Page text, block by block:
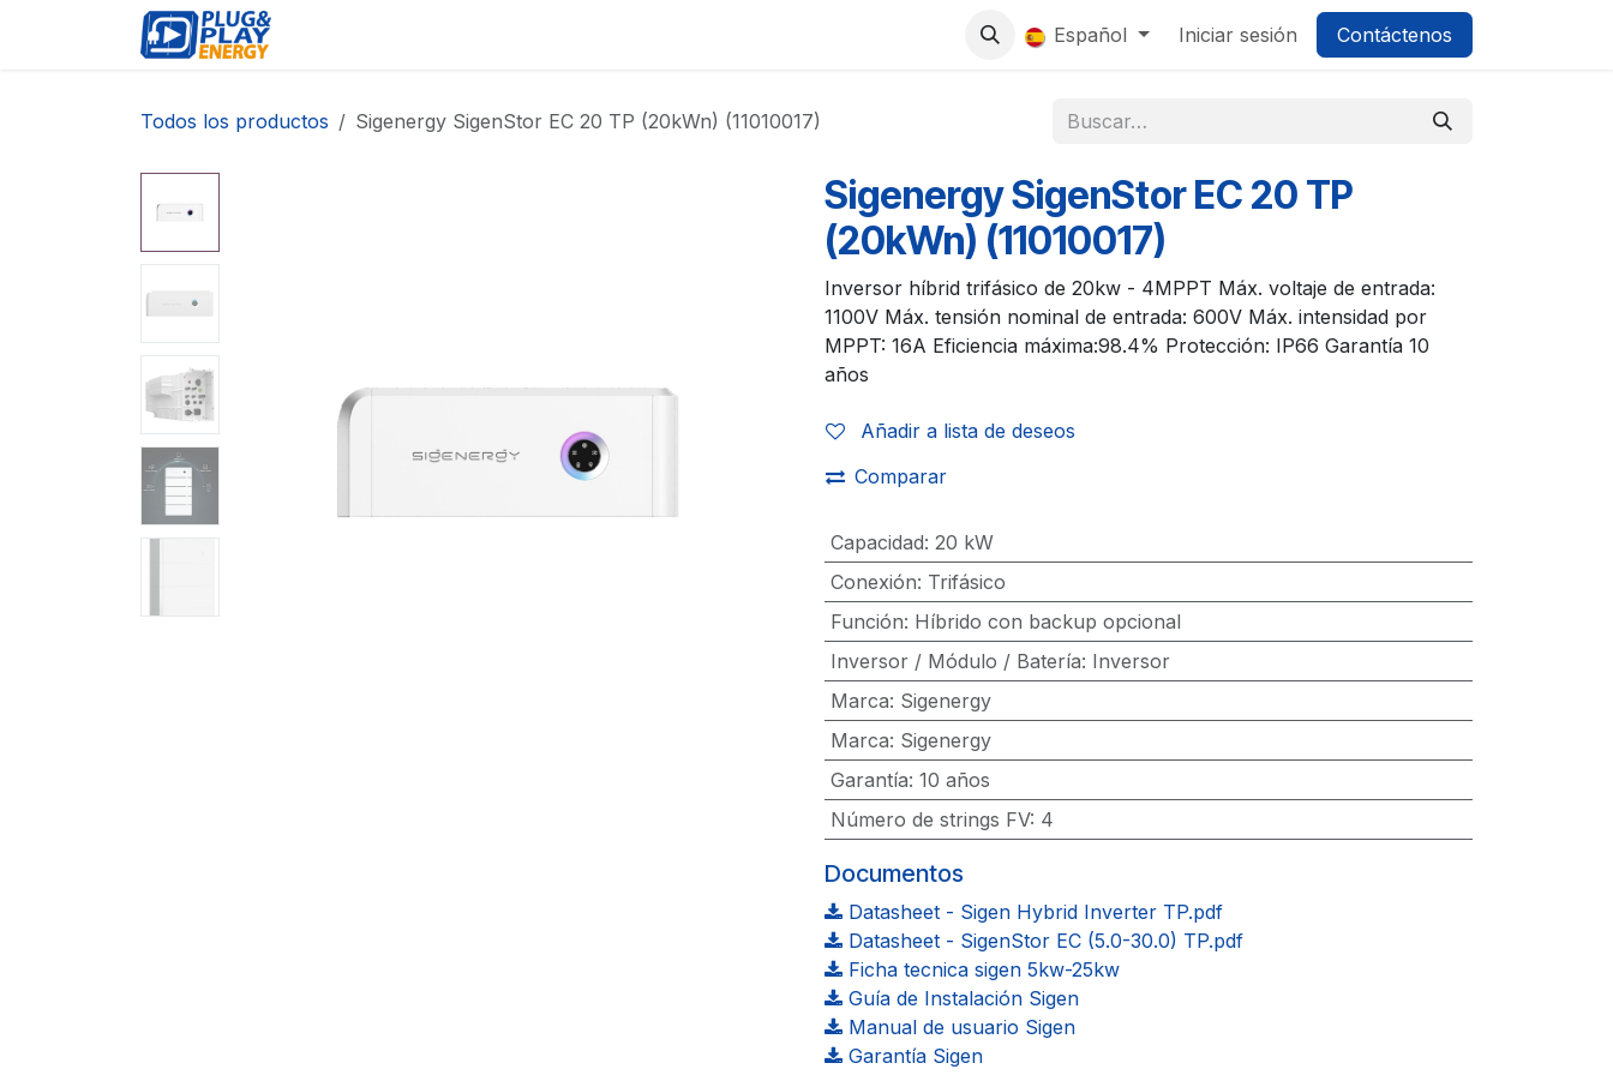
0 Español Iniciar sesión Contáctenos
Todos los productos Sigenergy SigenStor EC 20 TP (20kWn) (11010017)
Sigenergy SigenStor EC 20 TP
(20kWn) (11010017)
Inversor híbrid trifásico de 20kw - 4MPPT Máx. voltaje de entrada:
1100V Máx. tensión nominal de entrada: 600V Máx. intensidad por
MPPT: 16A Eficiencia máxima:98.4% Protección: IP66 Garantía 10
años
Añadir a lista de deseos
Comparar
Capacidad: 20 kW
Conexión: Trifásico
Función: Híbrido con backup opcional
Inversor / Módulo / Batería: Inversor
Marca: Sigenergy
Marca: Sigenergy
Garantía: 10 años
Número de strings FV: 4
Documentos
Datasheet - Sigen Hybrid Inverter TP.pdf
Datasheet - SigenStor EC (5.0-30.0) TP.pdf
Ficha tecnica sigen 5kw-25kw
Guía de Instalación Sigen
Manual de usuario Sigen
Garantía Sigen